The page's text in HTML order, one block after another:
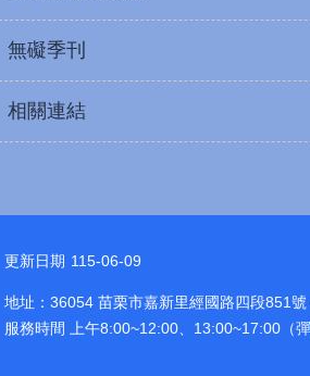
無礙季刊
相關連結
更新日期 115-06-09
地址：36054 苗栗市嘉新里經國路四段851
服務時間 上午8:00~12:00、13:00~17:00（